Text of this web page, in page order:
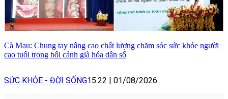
Cà Mau: Chung tay nâng cao chất lượng chăm sóc sức khỏe người
cao tuổi trong bối cảnh già hóa dân số
SỨC KHỎE - ĐỜI SỐNG15:22 01/08/2026